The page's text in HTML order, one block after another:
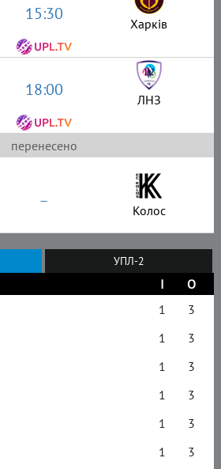
15:30 Харків
18:00 ЛНЗ
перенесено
– Колос
УПЛ-2
І
О
1
3
1
3
1
3
1
3
1
3
1
3